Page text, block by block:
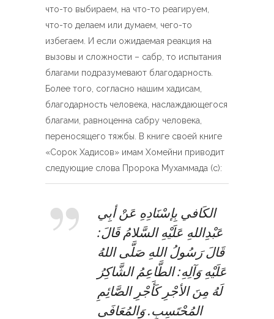
что-то выбираем, на что-то реагируем,
что-то делаем или думаем, чего-то
избегаем. И если ожидаемая реакция на
вызовы и сложности – сабр, то испытания
благами подразумевают благодарность.
Более того, согласно нашим хадисам,
благодарность человека, наслаждающегося
благами, равноценна сабру человека,
переносящего тяжбы. В книге своей книге
«Сорок Хадисов» имам Хомейни приводит
следующие слова Пророка Мухаммада (с):
الكَافي بِإسْنَادِهِ عَنْ أبِي
عَبْدِاللهِ عَلَيْهِ السَّلامُ قَالَ:
قَالَ رَسُولُ اللهِ صَلَّى اللهُ
عَلَيْهِ وَآلِهِ: الطَّاعِمُ الشَّاكِرُ
لَهُ مِنَ الأجْرِ كَأَجْرِ الصَّائِمِ
المُحْتَسِبِ. وَالمُعَافَى